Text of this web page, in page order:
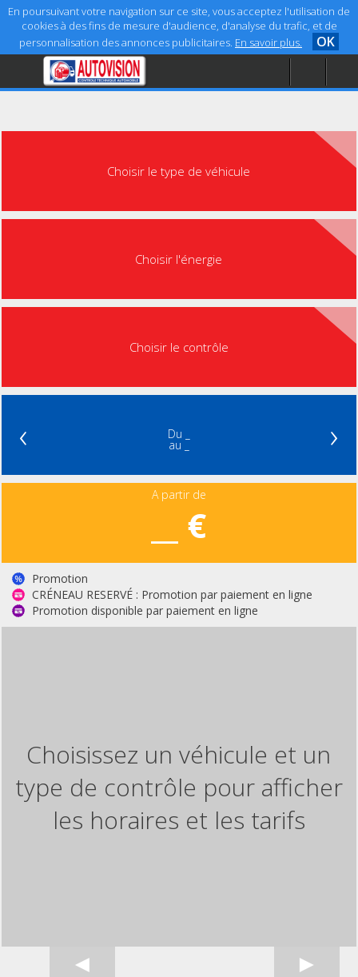
En poursuivant votre navigation sur ce site, vous acceptez l'utilisation de
cookies à des fins de mesure d'audience, d'analyse du trafic, et de
personnalisation des annonces publicitaires. En savoir plus. OK
Accueil
Aide
Choisir le type de véhicule
Choisir l'énergie
Choisir le contrôle
‹ Du _
au _ ›
A partir de
__ €
Promotion
CRÉNEAU RESERVÉ : Promotion par paiement en ligne
Promotion disponible par paiement en ligne
Choisissez un véhicule et un
type de contrôle pour afficher
les horaires et les tarifs